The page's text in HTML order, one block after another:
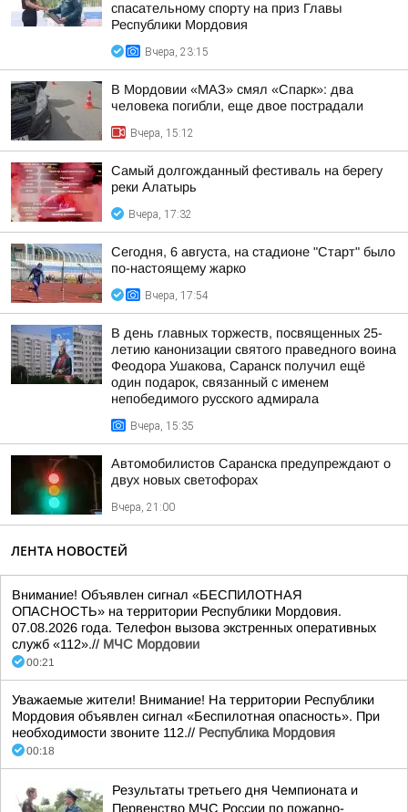
спасательному спорту на приз Главы
Республики Мордовия
Вчера, 23:15
В Мордовии «МАЗ» смял «Спарк»: два
человека погибли, еще двое пострадали
Вчера, 15:12
Самый долгожданный фестиваль на берегу
реки Алатырь
Вчера, 17:32
Сегодня, 6 августа, на стадионе "Старт" было
по-настоящему жарко
Вчера, 17:54
В день главных торжеств, посвященных 25-
летию канонизации святого праведного воина
Феодора Ушакова, Саранск получил ещё
один подарок, связанный с именем
непобедимого русского адмирала
Вчера, 15:35
Автомобилистов Саранска предупреждают о
двух новых светофорах
Вчера, 21:00
ЛЕНТА НОВОСТЕЙ
Внимание! Объявлен сигнал «БЕСПИЛОТНАЯ
ОПАСНОСТЬ» на территории Республики Мордовия.
07.08.2026 года. Телефон вызова экстренных оперативных
служб «112».// МЧС Мордовии
00:21
Уважаемые жители! Внимание! На территории Республики
Мордовия объявлен сигнал «Беспилотная опасность». При
необходимости звоните 112.// Республика Мордовия
00:18
Результаты третьего дня Чемпионата и
Первенство МЧС России по пожарно-